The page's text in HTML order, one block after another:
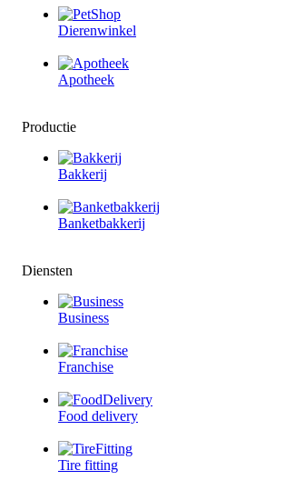
Dierenwinkel
Apotheek
Productie
Bakkerij
Banketbakkerij
Diensten
Business
Franchise
Food delivery
Tire fitting